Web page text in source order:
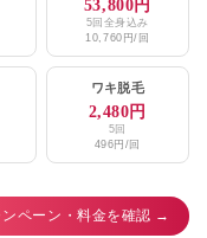
53,800円
5回全身込み
10,760円/回
ワキ脱毛
2,480円
5回
496円/回
ペーン・料金を確認 →